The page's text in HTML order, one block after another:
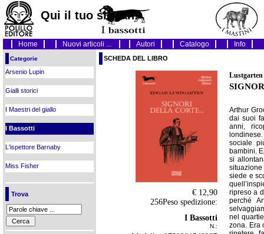
Qui il tuo slogan!
Home Nuovi articoli ... Autori Catalogo Info
Categorie
Arsenio Lupin
Gialli storici
I Maestri del giallo
I Bassotti
L'ispettore Barnaby
Miss Fisher
Trova
SCHEDA DEL LIBRO
€ 12,90
256Peso spedizione:
I Bassotti
N.:
Arthur
dai suoi
anni,
sociale
bambini.
si
situazione
siede e
ripreso a
perché
nel
zona. Era